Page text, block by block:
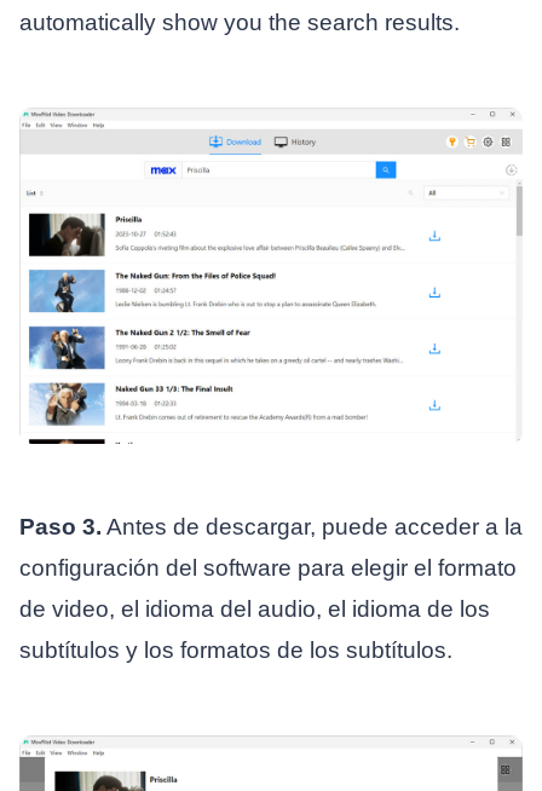
automatically show you the search results.
Paso 3. Antes de descargar, puede acceder a la
configuración del software para elegir el formato
de video, el idioma del audio, el idioma de los
subtítulos y los formatos de los subtítulos.